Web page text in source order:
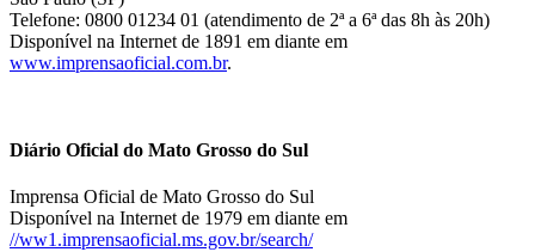
Telefone: 0800 01234 01 (atendimento de 2ª a 6ª das 8h às 20h)
Disponível na Internet de 1891 em diante em
www.imprensaoficial.com.br.
Diário Oficial do Mato Grosso do Sul
Imprensa Oficial de Mato Grosso do Sul
Disponível na Internet de 1979 em diante em
//ww1.imprensaoficial.ms.gov.br/search/